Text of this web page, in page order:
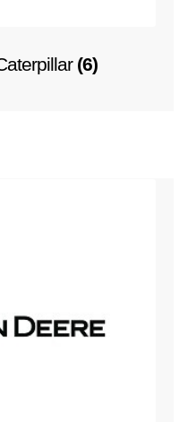
(6)